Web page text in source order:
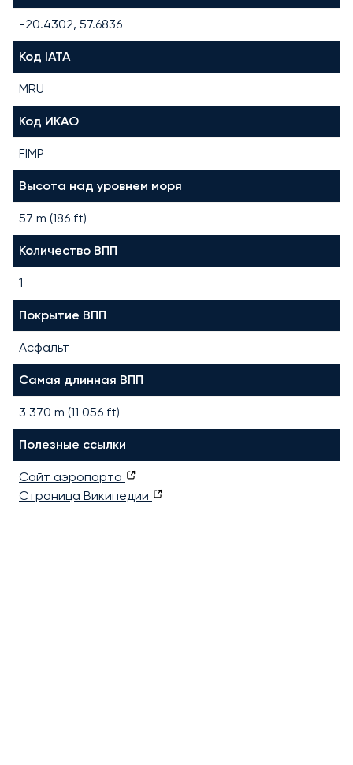
-20.4302, 57.6836
Код IATA
MRU
Код ИКАО
FIMP
Высота над уровнем моря
57 m (186 ft)
Количество ВПП
1
Покрытие ВПП
Асфальт
Самая длинная ВПП
3 370 m (11 056 ft)
Полезные ссылки
Сайт аэропорта
Страница Википедии